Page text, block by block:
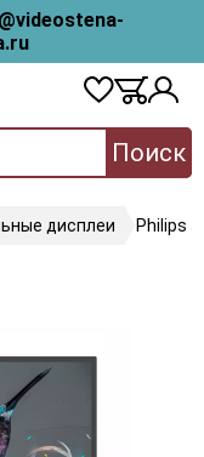
Поиск
дисплеи Philips